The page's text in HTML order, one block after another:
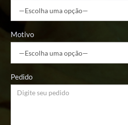
Motivo
Pedido